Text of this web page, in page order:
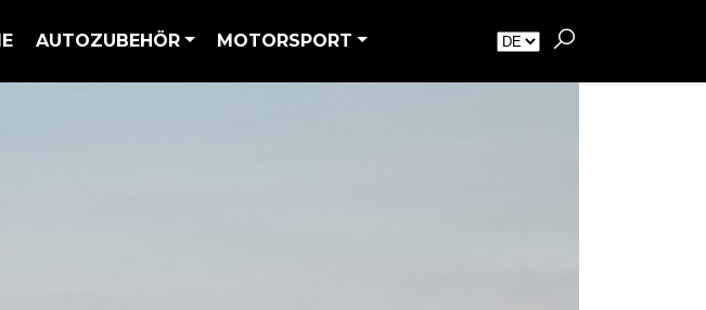
AUTOZUBEHÖR MOTORSPORT